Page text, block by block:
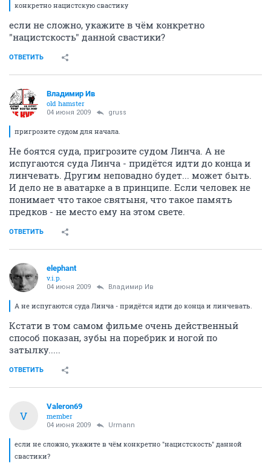
конкретно нацистскую свастику
если не сложно, укажите в чём конкретно
"нацистскость" данной свастики?
ОТВЕТИТЬ
Владимир Ив
old hamster
04 июня 2009 gruss
пригрозите судом для начала.
Не боятся суда, пригрозите судом Линча. А не
испугаются суда Линча - придётся идти до конца и
линчевать. Другим неповадно будет... может быть.
И дело не в аватарке а в принципе. Если человек не
понимает что такое святыня, что такое память
предков - не место ему на этом свете.
ОТВЕТИТЬ
elephant
v.i.p.
04 июня 2009 Владимир Ив
А не испугаются суда Линча - придётся идти до конца и линчевать.
Кстати в том самом фильме очень действенный
способ показан, зубы на поребрик и ногой по
затылку.....
ОТВЕТИТЬ
V
Valeron69
member
04 июня 2009 Urmann
если не сложно, укажите в чём конкретно "нацистскость" данной
свастики?